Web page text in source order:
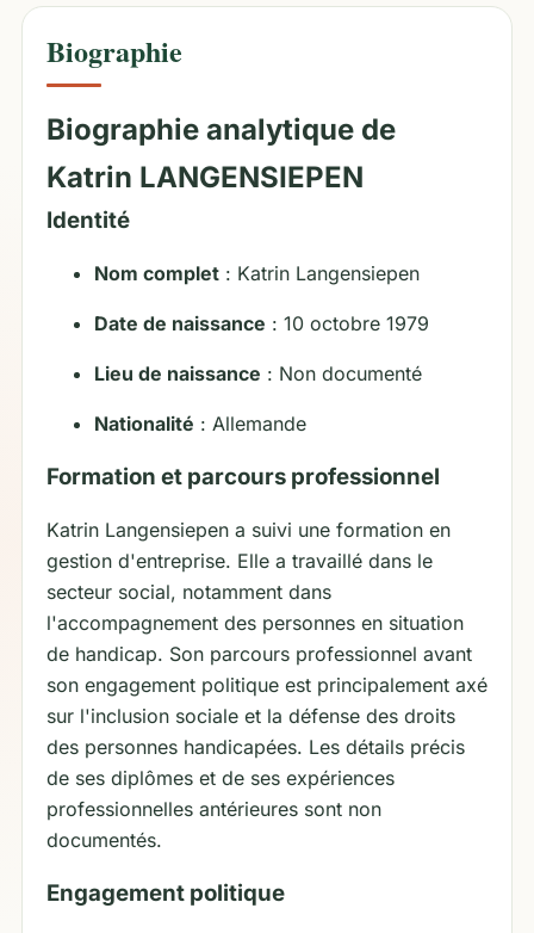
Biographie
Biographie analytique de
Katrin LANGENSIEPEN
Identité
Nom complet : Katrin Langensiepen
Date de naissance : 10 octobre 1979
Lieu de naissance : Non documenté
Nationalité : Allemande
Formation et parcours professionnel
Katrin Langensiepen a suivi une formation en
gestion d'entreprise. Elle a travaillé dans le
secteur social, notamment dans
l'accompagnement des personnes en situation
de handicap. Son parcours professionnel avant
son engagement politique est principalement axé
sur l'inclusion sociale et la défense des droits
des personnes handicapées. Les détails précis
de ses diplômes et de ses expériences
professionnelles antérieures sont non
documentés.
Engagement politique